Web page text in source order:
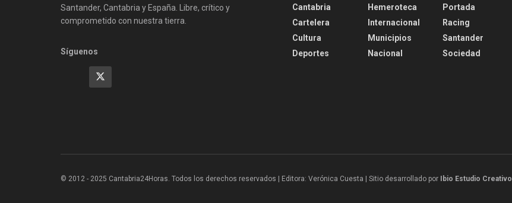
Santander, Cantabria y España. Libre, crítico y
comprometido con nuestra tierra.
Síguenos
Cantabria
Cartelera
Cultura
Deportes
Hemeroteca
Internacional
Municipios
Nacional
Portada
Racing
Santander
Sociedad
© 2012 - 2025 Cantabria24Horas. Todos los derechos reservados | Editora: Verónica Cuesta | Sitio desarrollado por Ibio Estudio Creativo |